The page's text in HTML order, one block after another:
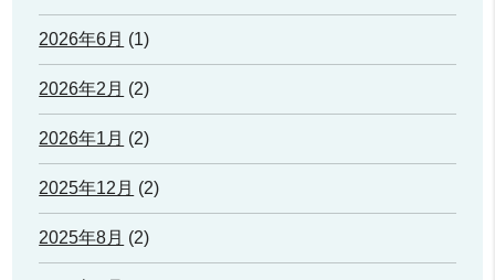
2026年6月 (1)
2026年2月 (2)
2026年1月 (2)
2025年12月 (2)
2025年8月 (2)